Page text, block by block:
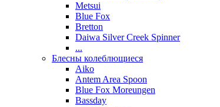
Metsui
Blue Fox
Bretton
Daiwa Silver Creek Spinner
...
Блесны колеблющиеся
Aiko
Antem Area Spoon
Blue Fox Moreungen
Bassday